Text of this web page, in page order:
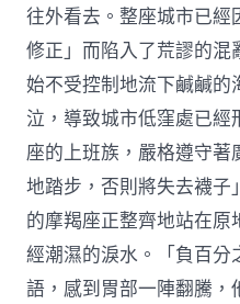
往外看去。整座城市已
修正」而陷入了荒謬的混
始不受控制地流下鹹鹹
泣，導致城市低窪處已
座的上班族，嚴格遵守
地踏步，否則將失去襪
的摩羯座正整齊地站在
經潮濕的淚水。「負百分
語，感到胃部一陣翻騰